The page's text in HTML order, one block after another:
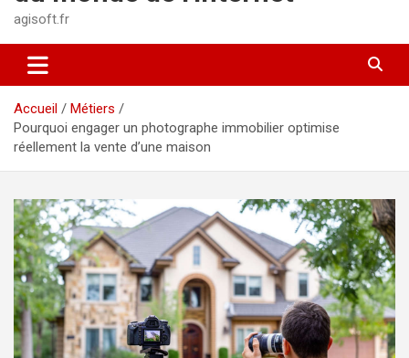
agisoft.fr
Accueil
Métiers
Pourquoi engager un photographe immobilier optimise
réellement la vente d’une maison